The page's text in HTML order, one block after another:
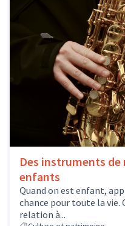
Des instruments
enfants
Quand on est enfant,
chance pour toute la vie.
relation à...